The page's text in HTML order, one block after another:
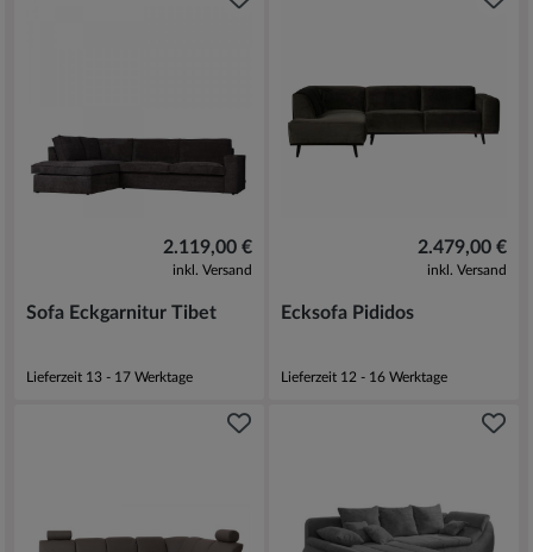
2.119,00 €
inkl. Versand
Sofa Eckgarnitur Tibet
Lieferzeit 13 - 17 Werktage
2.479,00 €
inkl. Versand
Ecksofa Pididos
Lieferzeit 12 - 16 Werktage